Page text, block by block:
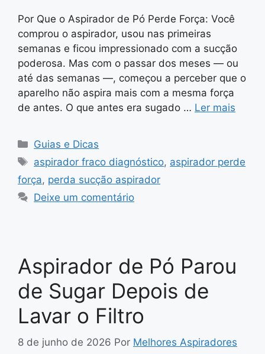
Por Que o Aspirador de Pó Perde Força: Você
comprou o aspirador, usou nas primeiras
semanas e ficou impressionado com a sucção
poderosa. Mas com o passar dos meses — ou
até das semanas —, começou a perceber que o
aparelho não aspira mais com a mesma força
de antes. O que antes era sugado … Ler mais
Categorias
Guias e Dicas
Tags
aspirador fraco diagnóstico, aspirador perde
força, perda sucção aspirador
Deixe um comentário
Aspirador de Pó Parou
de Sugar Depois de
Lavar o Filtro
8 de junho de 2026 Por Melhores Aspiradores